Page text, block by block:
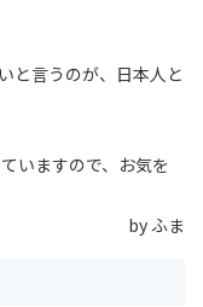
と言うのが、日本人と
いますので、お気を
by ふま